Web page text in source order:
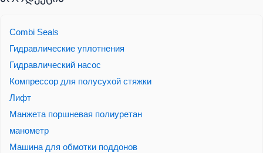
Combi Seals
Гидравлические уплотнения
Гидравлический насос
Компрессор для полусухой стяжки
Лифт
Манжета поршневая полиуретан
манометр
Машина для обмотки поддонов